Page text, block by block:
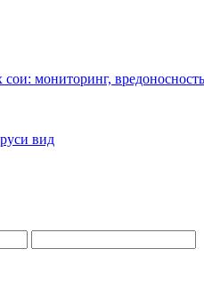
мониторинг,
вид